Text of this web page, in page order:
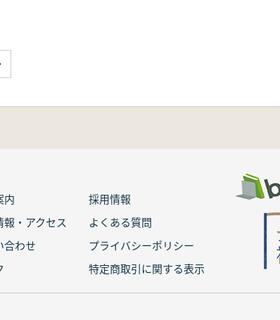
内
採用情報
報・アクセス
よくある質問
合わせ
プライバシーポリシー
特定商取引に関する表示